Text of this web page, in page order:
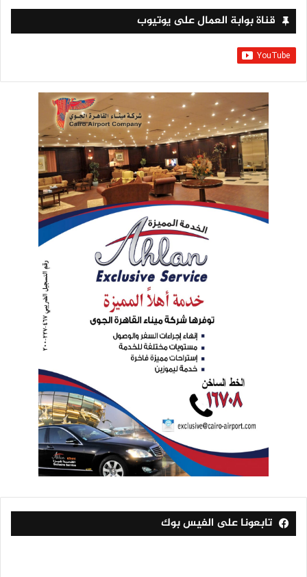
قناة بوابة العمال على يوتيوب
تابعونا على الفيس بوك